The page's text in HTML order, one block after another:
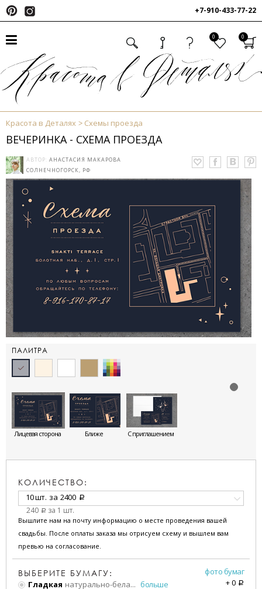
+7-910-433-77-22
0 0
Красота в Деталях Схемы проезда
ВЕЧЕРИНКА - СХЕМА ПРОЕЗДА
АВТОР: АНАСТАСИЯ МАКАРОВА
СОЛНЕЧНОГОРСК, РФ
ПАЛИТРА
Лицевая сторона Ближе С приглашением
КОЛИЧЕСТВО:
10 шт. за 2400 a
240 a за 1 шт.
Вышлите нам на почту информацию о месте проведения вашей
свадьбы. После оплаты заказа мы отрисуем схему и вышлем вам
превью на согласование.
ВЫБЕРИТЕ БУМАГУ:
фото бумаг
Гладкая натурально-бела... больше +0 a